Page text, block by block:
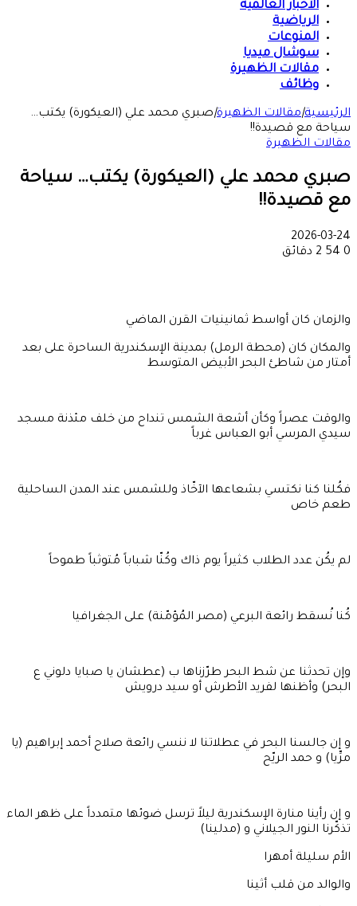
الأخبار العالمية
الرياضية
المنوعات
سوشال ميديا
مقالات الظهيرة
وظائف
الرئيسية|مقالات الظهيرة|صبري محمد علي (العيكورة) يكتب…
سياحة مع قصيدة!!
مقالات الظهيرة
صبري محمد علي (العيكورة) يكتب… سياحة
مع قصيدة!!
2026-03-24
0
2 دقائق
والزمان كان أواسط ثمانينيات القرن الماضي
والمكان كان (محطة الرمل) بمدينة الإسكندرية الساحرة على بعد
أمتار من شاطئ البحر الأبيض المتوسط
والوقت عصراً وكأن أشعة الشمس تنداح من خلف مئذنة مسجد
سيدي المرسي أبو العباس غرباً
فكُلنا كنا نكتسي بشعاعها الآخّاذ وللشمس عند المدن الساحلية
طعم خاص
لم يكُن عدد الطلاب كثيراً يوم ذاك وكُنّا شباباً مُتوثباً طموحاً
كُنا نُسقط رائعة البرعي (مصر المُؤمّنة) على الجغرافيا
وإن تحدثنا عن شط البحر طرّزناها ب (عطشان يا صبايا دلوني ع
البحر) وأظنها لفريد الأطرش أو سيد درويش
و إن جالسنا البحر في عطلاتنا لا ننسي رائعة صلاح أحمد إبراهيم (يا
مرِّيا) و حمد الريّح
و إن رأينا منارة الإسكندرية ليلاً ترسل ضوئها متمدداً على ظهر الماء
تذكّرنا النور الجيلاني و (مدلينا)
الأم سليلة أمهرا
والوالد من قلب أثينا